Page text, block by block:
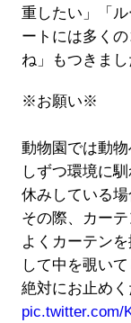
重したい」「
ートには多く
ね」もつきまし
※お願い※
動物園では動
しずつ環境に
休みしている場
その際、カー
よくカーテン
して中を覗い
絶対にお止めく
pic.twitter.com/